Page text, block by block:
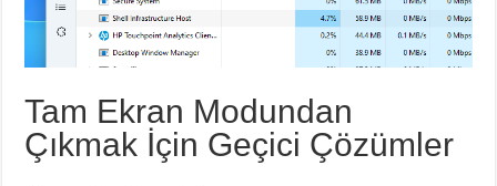
Tam Ekran Modundan
Çıkmak İçin Geçici Çözümler